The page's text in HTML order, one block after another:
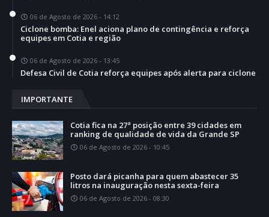
06 de Agosto de 2026 - 14:12
Ciclone bomba: Enel aciona plano de contingência e reforça
equipes em Cotia e região
06 de Agosto de 2026 - 13:45
Defesa Civil de Cotia reforça equipes após alerta para ciclone
IMPORTANTE
Cotia fica na 27ª posição entre 39 cidades em
ranking de qualidade de vida da Grande SP
06 de Agosto de 2026 - 10:45
Posto dará picanha para quem abastecer 35
litros na inauguração nesta sexta-feira
06 de Agosto de 2026 - 08:30